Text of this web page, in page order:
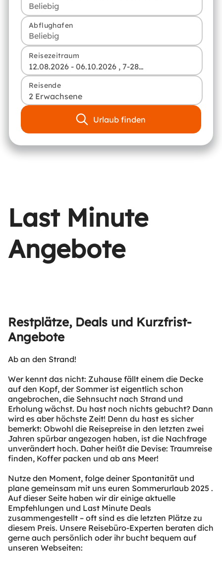
Abflughafen
Reisezeitraum
12.08.2026 - 06.10.2026 , 7-28 Tage
Reisende
2 Erwachsene
Urlaub finden
Last Minute
Angebote
Restplätze, Deals und Kurzfrist-
Wer kennt das nicht: Zuhause fällt einem die Decke
auf den Kopf, der Sommer ist eigentlich schon
angebrochen, die Sehnsucht nach Strand und
Erholung wächst. Du hast noch nichts gebucht? Dann
wird es aber höchste Zeit! Denn du hast es sicher
bemerkt: Obwohl die Reisepreise in den letzten zwei
Jahren spürbar angezogen haben, ist die Nachfrage
unverändert hoch. Daher heißt die Devise: Traumreise
finden, Koffer packen und ab ans Meer!
Nutze den Moment, folge deiner Spontanität und
plane gemeinsam mit uns euren Sommerurlaub 2025 .
Auf dieser Seite haben wir dir einige aktuelle
Empfehlungen und Last Minute Deals
zusammengestellt – oft sind es die letzten Plätze zu
diesem Preis. Unsere Reisebüro-Experten beraten dich
gerne auch persönlich oder ihr bucht bequem auf
unseren Webseiten: